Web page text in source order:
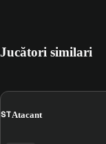
Jucători similari
STAtacant